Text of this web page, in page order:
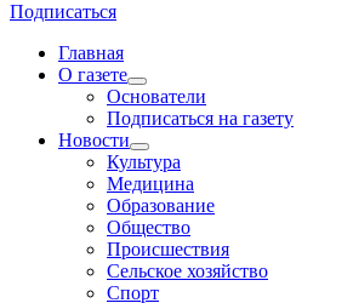
Подписаться
Главная
О газете
Основатели
Подписаться на газету
Новости
Культура
Медицина
Образование
Общество
Происшествия
Сельское хозяйство
Спорт